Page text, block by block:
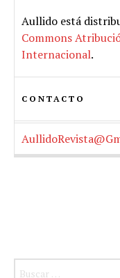
Aullido está
Commons
Internacional.
CONTACTO